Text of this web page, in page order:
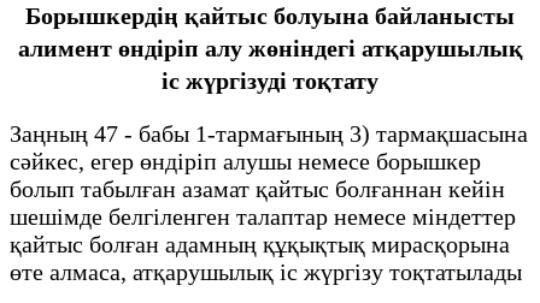
Борышкердің қайтыс болуына байланысты
алимент өндіріп алу жөніндегі атқарушылық
іс жүргізуді тоқтату
Заңның 47 - бабы 1-тармағының 3) тармақшасына
сәйкес, егер өндіріп алушы немесе борышкер
болып табылған азамат қайтыс болғаннан кейін
шешімде белгіленген талаптар немесе міндеттер
қайтыс болған адамның құқықтық мирасқорына
өте алмаса, атқарушылық іс жүргізу тоқтатылады